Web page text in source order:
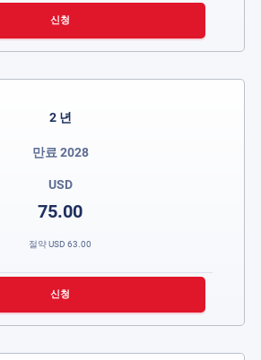
신청
2 년
만료 2028
USD
75.00
절약USD 63.00
신청